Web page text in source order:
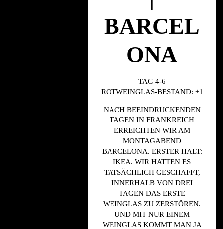
BARCEL
ONA
TAG 4-6
ROTWEINGLAS-BESTAND: +1
NACH BEEINDRUCKENDEN
TAGEN IN FRANKREICH
ERREICHTEN WIR AM
MONTAGABEND
BARCELONA. ERSTER HALT:
IKEA. WIR HATTEN ES
TATSÄCHLICH GESCHAFFT,
INNERHALB VON DREI
TAGEN DAS ERSTE
WEINGLAS ZU ZERSTÖREN.
UND MIT NUR EINEM
WEINGLAS KOMMT MAN JA